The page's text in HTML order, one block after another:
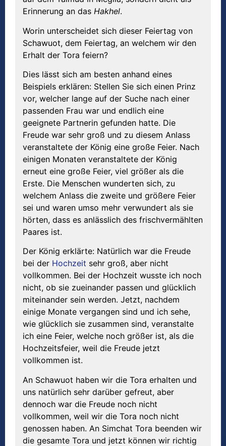
Erinnerung an das Hakhel.
Worin unterscheidet sich dieser Feiertag von
Schawuot, dem Feiertag, an welchem wir den
Erhalt der Tora feiern?
Dies lässt sich am besten anhand eines
Beispiels erklären: Stellen Sie sich einen Prinz
vor, welcher lange auf der Suche nach einer
passenden Frau war und endlich eine
geeignete Partnerin gefunden hatte. Die
Freude war sehr groß und zu diesem Anlass
veranstaltete der König eine große Feier. Nach
einigen Monaten veranstaltete der König
erneut eine große Feier, viel größer als die
Erste. Die Menschen wunderten sich, zu
welchem Anlass die zweite und größere Feier
sei und waren umso mehr verwundert als sie
hörten, dass es anlässlich des frischvermählten
Paares ist.
Der König erklärte: Natürlich war die Freude
bei der Hochzeit sehr groß, aber nicht
vollkommen. Bei der Hochzeit wusste ich noch
nicht, ob sie zueinander passen und glücklich
miteinander sein werden. Jetzt, nachdem
einige Monate vergangen sind und ich sehe,
wie glücklich sie zusammen sind, veranstalte
ich eine Feier, welche noch größer ist, als die
Hochzeitsfeier, weil die Freude jetzt
vollkommen ist.
An Schawuot haben wir die Tora erhalten und
uns natürlich sehr darüber gefreut, aber
dennoch war die Freude noch nicht
vollkommen, weil wir die Tora noch nicht
genossen haben. An Simchat Tora beenden wir
die gesamte Tora und jetzt können wir richtig